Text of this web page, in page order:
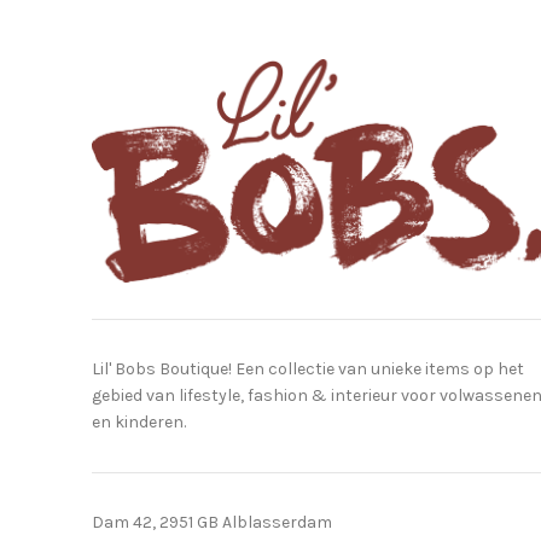
Lil' Bobs Boutique! Een collectie van unieke items op het
gebied van lifestyle, fashion & interieur voor volwassenen
en kinderen.
Dam 42, 2951 GB Alblasserdam